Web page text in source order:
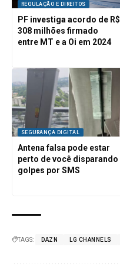
REGULAÇÃO E DIREITOS
PF investiga acordo de R$
308 milhões firmado
entre MT e a Oi em 2024
SEGURANÇA DIGITAL
Antena falsa pode estar
perto de você disparando
golpes por SMS
TAGS: DAZN LG CHANNELS